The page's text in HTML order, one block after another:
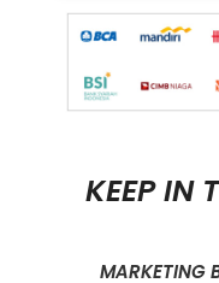
KEEP IN
MARKETING